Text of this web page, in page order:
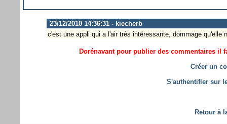
23/12/2010 14:36:31 - kiecherb
c'est une appli qui a l'air très intéressante, dommage
Dorénavant pour publier des commentaires il
Créer un
S'authentifier sur
Retour à